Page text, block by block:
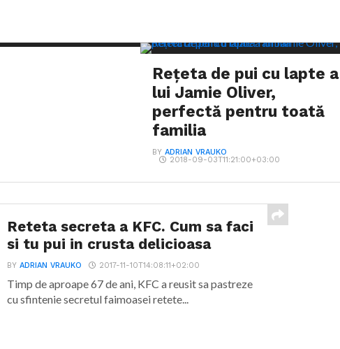
Rețeta de pui cu lapte a
lui Jamie Oliver,
perfectă pentru toată
familia
BYADRIAN VRAUKO
2018-09-03T11:21:00+03:00
Reteta secreta a KFC. Cum sa faci
si tu pui in crusta delicioasa
BYADRIAN VRAUKO 2017-11-10T14:08:11+02:00
Timp de aproape 67 de ani, KFC a reusit sa pastreze
cu sfintenie secretul faimoasei retete...